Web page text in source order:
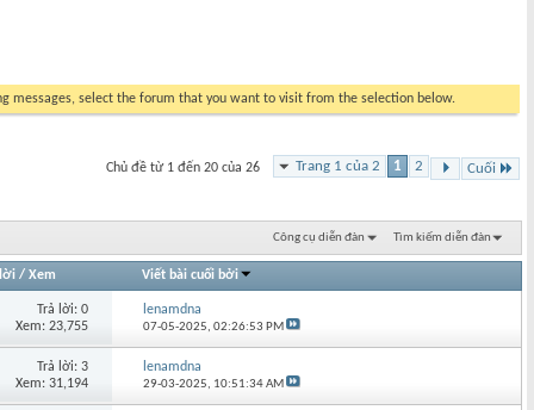
messages, select the forum that you want to visit from the selection below.
Trang 1 của 2 1 2 Cuối
Chủ đề từ 1 đến 20 của 26
Công cụ diễn đàn Tìm kiếm diễn đàn
/ Xem Viết bài cuối bởi
Trả lời: 0
Xem: 23,755
lenamdna
07-05-2025,02:26:53 PM
Trả lời: 3
Xem: 31,194
lenamdna
29-03-2025, 10:51:34 AM